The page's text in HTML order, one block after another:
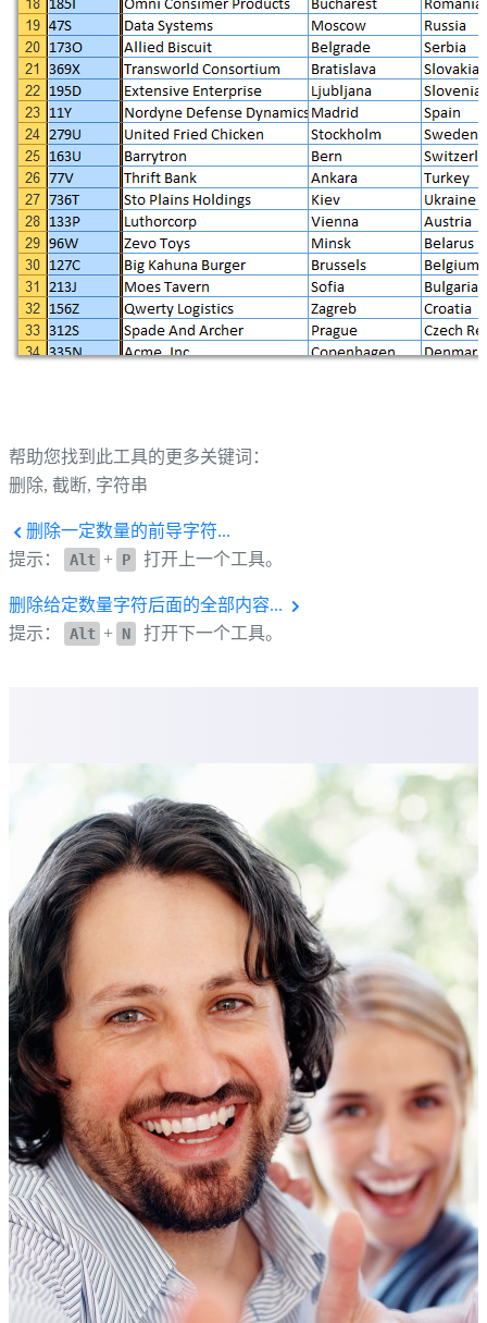
帮助您找到此工具的更多关键词：
删除, 截断, 字符串
删除一定数量的前导字符...
提示：
Alt + P 打开上一个工具。
删除给定数量字符后面的全部内容...
提示：
Alt + N 打开下一个工具。